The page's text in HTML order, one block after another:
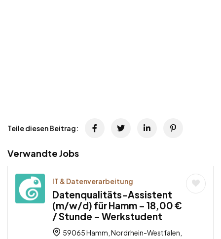
Teile diesen Beitrag:
Verwandte Jobs
IT & Datenverarbeitung
Datenqualitäts-Assistent
(m/w/d) für Hamm – 18,00 €
/ Stunde – Werkstudent
59065 Hamm, Nordrhein-Westfalen,